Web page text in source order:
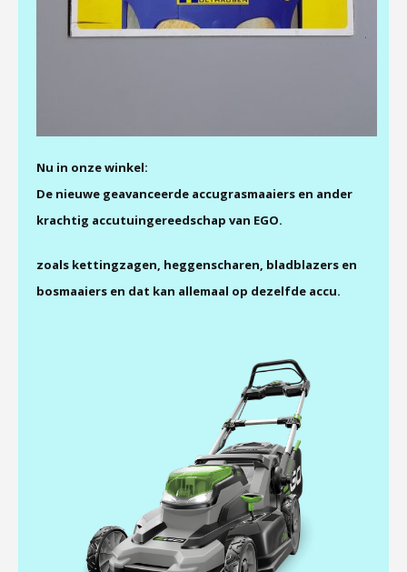
Nu in onze winkel:
De nieuwe geavanceerde accugrasmaaiers en ander
krachtig accutuingereedschap van EGO.
zoals kettingzagen, heggenscharen, bladblazers en
bosmaaiers en dat kan allemaal op dezelfde accu.